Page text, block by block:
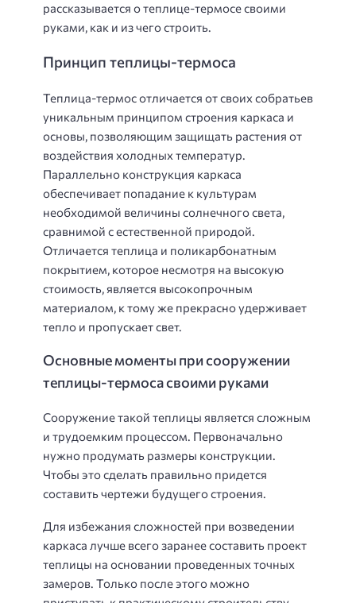
рассказывается о теплице-термосе своими
руками, как и из чего строить.
Принцип теплицы-термоса
Теплица-термос отличается от своих собратьев
уникальным принципом строения каркаса и
основы, позволяющим защищать растения от
воздействия холодных температур.
Параллельно конструкция каркаса
обеспечивает попадание к культурам
необходимой величины солнечного света,
сравнимой с естественной природой.
Отличается теплица и поликарбонатным
покрытием, которое несмотря на высокую
стоимость, является высокопрочным
материалом, к тому же прекрасно удерживает
тепло и пропускает свет.
Основные моменты при сооружении
теплицы-термоса своими руками
Сооружение такой теплицы является сложным
и трудоемким процессом. Первоначально
нужно продумать размеры конструкции.
Чтобы это сделать правильно придется
составить чертежи будущего строения.
Для избежания сложностей при возведении
каркаса лучше всего заранее составить проект
теплицы на основании проведенных точных
замеров. Только после этого можно